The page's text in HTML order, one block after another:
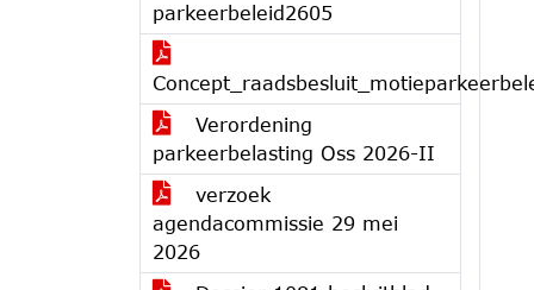
parkeerbeleid2605
Verordening
parkeerbelasting Oss 2026-II
verzoek
agendacommissie 29 mei
2026